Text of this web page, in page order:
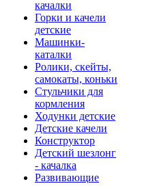
качалки
Горки и качели
детские
Машинки-
каталки
Ролики, скейты,
самокаты, коньки
Стульчики для
кормления
Ходунки детские
Детские качели
Конструктор
Детский шезлонг
- качалка
Развивающие